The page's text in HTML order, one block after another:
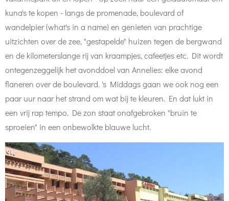
kuna's te kopen - langs de promenade, boulevard of
wandelpier (what's in a name) en genieten van prachtige
uitzichten over de zee, "gestapelde" huizen tegen de bergwand
en de kilometerslange rij van kraampjes, cafeetjes etc. Dit wordt
ontegenzeggelijk het avonddoel van Annelies: elke avond
flaneren over de boulevard. 's Middags gaan we ook nog een
paar uur naar het strand om wat bij te kleuren. En dat lukt in
een vrij rap tempo. De zon staat onafgebroken "bruin te
sproeien" in een onbewolkte blauwe lucht.